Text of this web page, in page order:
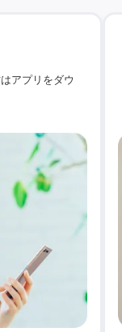
アプリをダウ